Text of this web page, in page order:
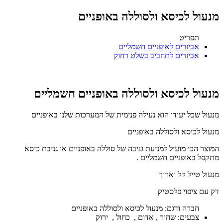
מנעול לכיסא ולסוללה באופניים
תפריט
אביזרים לאופניים חשמליים
אביזרים לתחביב בשלט רחוק
מנעול לכיסא ולסוללה באופניים חשמליים
מנעול שכל יעודו הוא נעילה פנימית של המערכות שלנו באופניים
מנעול לכיסא ולסוללה באופניים
המוצר הכי מועיל למניעת גניבה של סוללה באופניים או גניבת כיסא
מתקפל באופניים חשמליים .
מנעול טייל קל וארוך
דק עם ציפוי פלסטיק
חברה ודגם: מנעול לכיסא ולסוללה באופניים
צבעים: שחור , אדום , כחול , ירוק